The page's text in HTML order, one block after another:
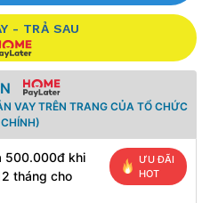
- TRẢ SAU
VAY TRÊN TRANG CỦA TỔ CHỨC
500.000đ khi
tháng cho
ƯU ĐÃI
HOT